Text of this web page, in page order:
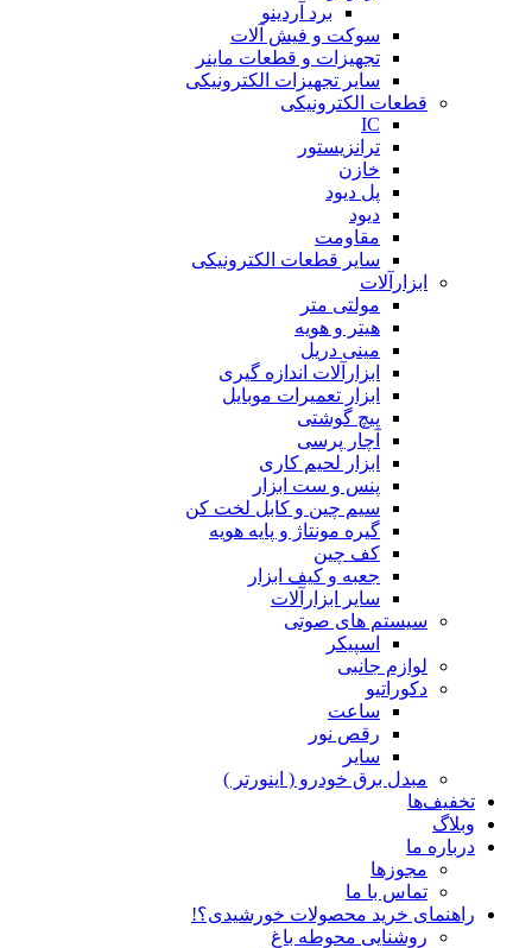
برد آردینو
سوکت و فیش آلات
تجهیزات و قطعات ماینر
سایر تجهیزات الکترونیکی
قطعات الکترونیکی
IC
ترانزیستور
خازن
پل دیود
دیود
مقاومت
سایر قطعات الکترونیکی
ابزارآلات
مولتی متر
هیتر و هویه
مینی دریل
ابزارآلات اندازه گیری
ابزار تعمیرات موبایل
پیچ گوشتی
آچار پرسی
ابزار لحیم کاری
پنس و ست ابزار
سیم چین و کابل لخت کن
گیره مونتاژ و پایه هویه
کف چین
جعبه و کیف ابزار
سایر ابزارآلات
سیستم های صوتی
اسپیکر
لوازم جانبی
دکوراتیو
ساعت
رقص نور
سایر
مبدل برق خودرو ( اینورتر )
تخفیف‌ها
وبلاگ
درباره ما
مجوزها
تماس با ما
راهنمای خرید محصولات خورشیدی؟!
روشنایی محوطه باغ